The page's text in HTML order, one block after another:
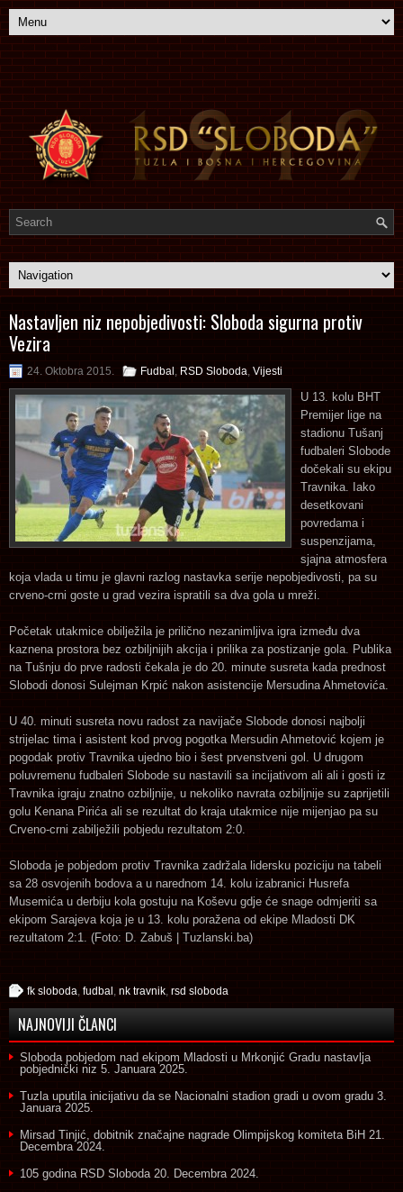
Nastavljen niz nepobjedivosti: Sloboda sigurna protiv
Vezira
24. Oktobra 2015. Fudbal RSD Sloboda Vijesti
U 13. kolu BHT
Premijer lige na
stadionu Tušanj
fudbaleri Slobode
dočekali su ekipu
Travnika. Iako
desetkovani
povredama i
suspenzijama,
sjajna atmosfera
koja vlada u timu je glavni razlog nastavka serije nepobjedivosti, pa su
crveno-crni goste u grad vezira ispratili sa dva gola u mreži.
Početak utakmice obilježila je prilično nezanimljiva igra između dva
kaznena prostora bez ozbiljnijih akcija i prilika za postizanje gola. Publika
na Tušnju do prve radosti čekala je do 20. minute susreta kada prednost
Slobodi donosi Sulejman Krpić nakon asistencije Mersudina Ahmetovića.
U 40. minuti susreta novu radost za navijače Slobode donosi najbolji
strijelac tima i asistent kod prvog pogotka Mersudin Ahmetović kojem je
pogodak protiv Travnika ujedno bio i šest prvenstveni gol. U drugom
poluvremenu fudbaleri Slobode su nastavili sa incijativom ali ali i gosti iz
Travnika igraju znatno ozbiljnije, u nekoliko navrata ozbiljnije su zaprijetili
golu Kenana Pirića ali se rezultat do kraja utakmice nije mijenjao pa su
Crveno-crni zabilježili pobjedu rezultatom 2:0.
Sloboda je pobjedom protiv Travnika zadržala lidersku poziciju na tabeli
sa 28 osvojenih bodova a u narednom 14. kolu izabranici Husrefa
Musemića u derbiju kola gostuju na Koševu gdje će snage odmjeriti sa
ekipom Sarajeva koja je u 13. kolu poražena od ekipe Mladosti DK
rezultatom 2:1. (Foto: D. Zabuš | Tuzlanski.ba)
fk sloboda fudbal nk travnik rsd sloboda
NAJNOVIJI ČLANCI
Sloboda pobjedom nad ekipom Mladosti u Mrkonjić Gradu nastavlja
pobjednički niz 5. Januara 2025.
Tuzla uputila inicijativu da se Nacionalni stadion gradi u ovom gradu 3.
Januara 2025.
Mirsad Tinjić, dobitnik značajne nagrade Olimpijskog komiteta BiH 21.
Decembra 2024.
105 godina RSD Sloboda 20. Decembra 2024.